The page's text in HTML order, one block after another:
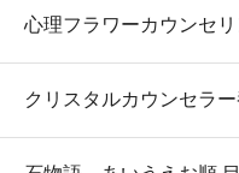
心理フラワーカウンセ
クリスタルカウンセラ